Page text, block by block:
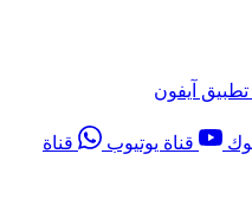
آيفون
قناة يوتيوب
قناة